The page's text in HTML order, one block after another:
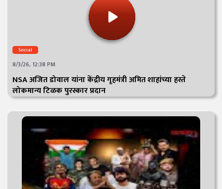
Social
8/3/26, 12:38 PM
NSA अजित डोवाल यांना केंद्रीय गृहमंत्री अमित शाहांच्या हस्ते
लोकमान्य टिळक पुरस्कार प्रदान